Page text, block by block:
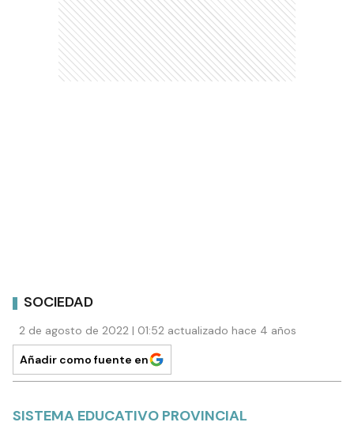
SOCIEDAD
2 de agosto de 2022 | 01:52 actualizado hace 4 años
Añadir como fuente en
SISTEMA EDUCATIVO PROVINCIAL